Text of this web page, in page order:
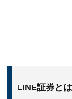
LINE証券とは